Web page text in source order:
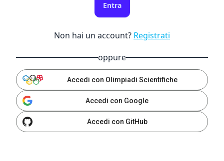
Entra
Non hai un account? Registrati
oppure
Accedi con Olimpiadi Scientifiche
Accedi con Google
Accedi con GitHub